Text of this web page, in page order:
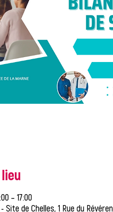
– 17:00
Site de Chelles, 1 Rue du